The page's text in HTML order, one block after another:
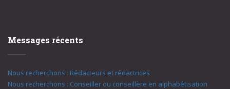
Messages récents
Nous recherchons : Rédacteurs et rédactrices
Nous recherchons : Conseiller ou conseillère en alphabétisation